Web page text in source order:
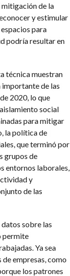
de la
y estimular
para
podría resultar en
técnica muestran
importante de las
2020, lo que
social
para mitigar
la política de
que terminó por
grupos de
entornos laborales,
y
de las
sobre las
permite
Ya sea
empresas, como
los patrones